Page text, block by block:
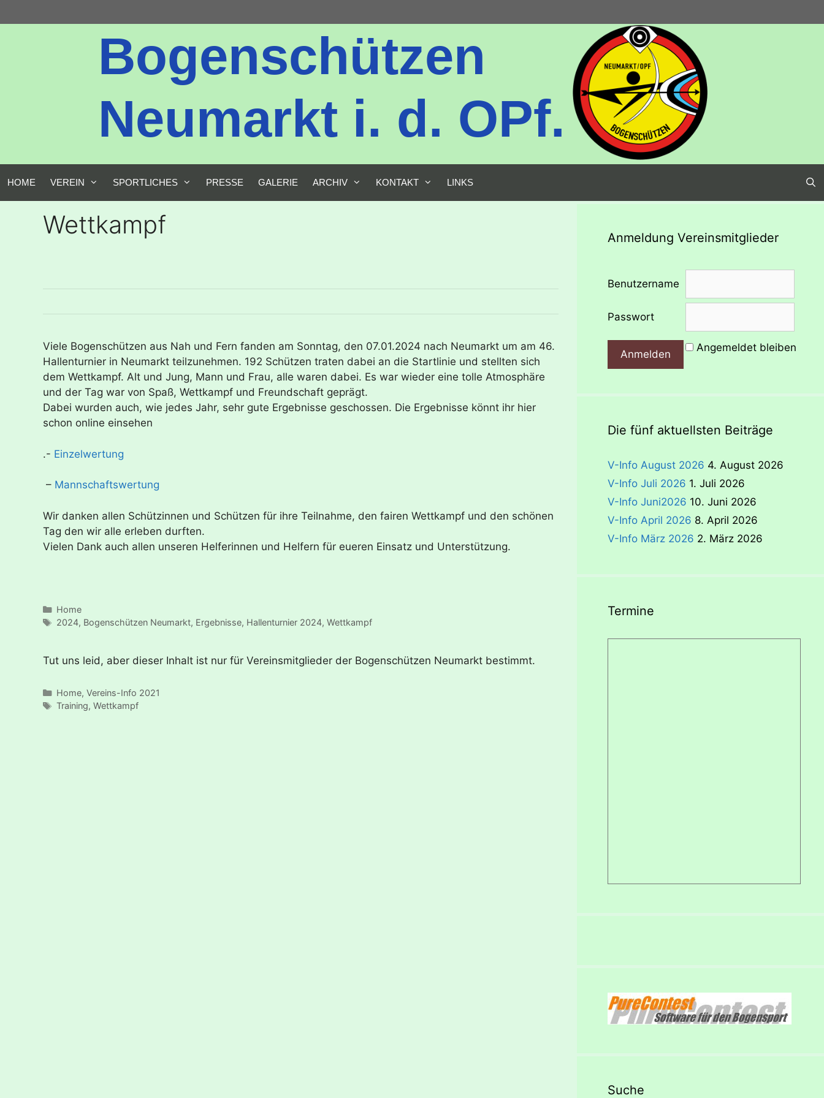
Inhalt
Bogenschützen
Neumarkt i. d. OPf.
HOME VEREIN SPORTLICHES PRESSE GALERIE ARCHIV KONTAKT LINKS
Wettkampf
Viele Bogenschützen aus Nah und Fern fanden am Sonntag, den 07.01.2024 nach Neumarkt um am 46.
Hallenturnier in Neumarkt teilzunehmen. 192 Schützen traten dabei an die Startlinie und stellten sich
dem Wettkampf. Alt und Jung, Mann und Frau, alle waren dabei. Es war wieder eine tolle Atmosphäre
und der Tag war von Spaß, Wettkampf und Freundschaft geprägt.
Dabei wurden auch, wie jedes Jahr, sehr gute Ergebnisse geschossen. Die Ergebnisse könnt ihr hier
schon online einsehen
.- Einzelwertung
– Mannschaftswertung
Wir danken allen Schützinnen und Schützen für ihre Teilnahme, den fairen Wettkampf und den schönen
Tag den wir alle erleben durften.
Vielen Dank auch allen unseren Helferinnen und Helfern für eueren Einsatz und Unterstützung.
Kategorien
Home
Schlagwörter
2024, Bogenschützen Neumarkt, Ergebnisse, Hallenturnier 2024, Wettkampf
Tut uns leid, aber dieser Inhalt ist nur für Vereinsmitglieder der Bogenschützen Neumarkt bestimmt.
Kategorien
Home, Vereins-Info 2021
Schlagwörter
Training, Wettkampf
Anmeldung Vereinsmitglieder
Benutzername
Passwort
Angemeldet bleiben
Die fünf aktuellsten Beiträge
V-Info August 2026 4. August 2026
V-Info Juli 2026 1. Juli 2026
V-Info Juni2026 10. Juni 2026
V-Info April 2026 8. April 2026
V-Info März 2026 2. März 2026
Termine
Suche